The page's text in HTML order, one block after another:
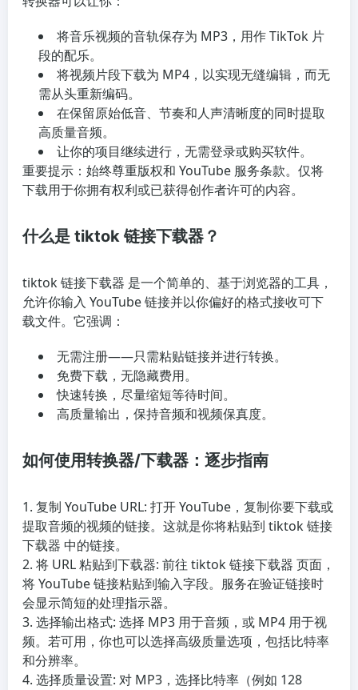
将音乐视频的音轨保存为 MP3，用作 TikTok 片
段的配乐。
将视频片段下载为 MP4，以实现无缝编辑，而无
需从头重新编码。
在保留原始低音、节奏和人声清晰度的同时提取
高质量音频。
让你的项目继续进行，无需登录或购买软件。
重要提示：始终尊重版权和 YouTube 服务条款。仅将
下载用于你拥有权利或已获得创作者许可的内容。
什么是 tiktok 链接下载器？
tiktok 链接下载器 是一个简单的、基于浏览器的工具，
允许你输入 YouTube 链接并以你偏好的格式接收可下
载文件。它强调：
无需注册——只需粘贴链接并进行转换。
免费下载，无隐藏费用。
快速转换，尽量缩短等待时间。
高质量输出，保持音频和视频保真度。
如何使用转换器/下载器：逐步指南
复制 YouTube URL: 打开 YouTube，复制你要下载或
提取音频的视频的链接。这就是你将粘贴到 tiktok 链接
下载器 中的链接。
将 URL 粘贴到下载器: 前往 tiktok 链接下载器 页面，
将 YouTube 链接粘贴到输入字段。服务在验证链接时
会显示简短的处理指示器。
选择输出格式: 选择 MP3 用于音频，或 MP4 用于视
频。若可用，你也可以选择高级质量选项，包括比特率
和分辨率。
选择质量设置: 对 MP3，选择比特率（例如 128